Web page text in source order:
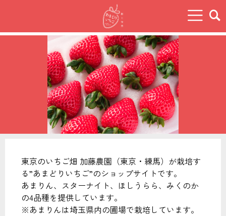
東京のいちご畑 加藤農園（東京・練馬）が栽培す
る”あまどりいちご”のショップサイトです。
あまりん、スターナイト、ほしうらら、みくのか
の4品種を提供しています。
※あまりんは埼玉県内の圃場で栽培しています。